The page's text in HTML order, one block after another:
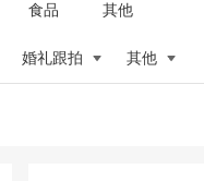
食品 其他
婚礼跟拍 其他